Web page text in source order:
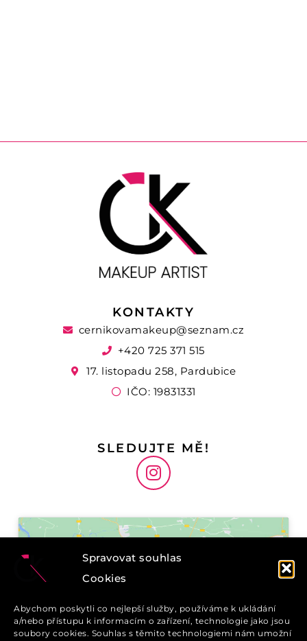
Spravovat souhlas
Cookies
Abychom poskytli co nejlepší služby, používáme k ukládání
a/nebo přístupu k informacím o zařízení, technologie jako jsou
soubory cookies. Souhlas s těmito technologiemi nám umožní
KONTAKTY
cernikovamakeup@seznam.cz
+420 725 371 515
17. listopadu 258, Pardubice
IČO: 19831331
SLEDUJTE MĚ!
I
n
t
a
g
r
marketingové soubory cookie a
povolte tento obsah